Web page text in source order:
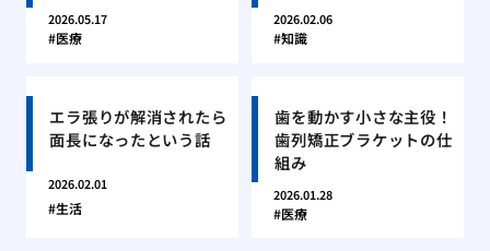
2026.05.17
医療
2026.02.06
知識
エラ張りが解消されたら
面長になったという話
2026.02.01
生活
歯を動かす小さな主役！
歯列矯正ブラケットの仕
組み
2026.01.28
医療